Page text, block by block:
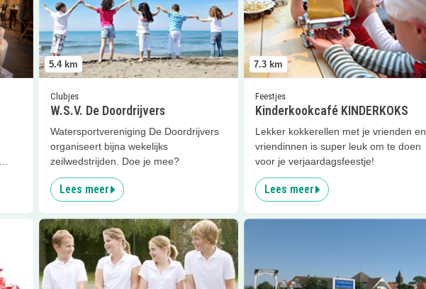
5.4 km
Clubjes
W.S.V. De Doordrijvers
Watersportvereniging De Doordrijvers
organiseert bijna wekelijks
zeilwedstrijden. Doe je mee?
Lees meer
7.3 km
Feestjes
Kinderkookcafé KINDERKOKS
Lekker kokkerellen met je vrienden en
vriendinnen is super leuk om te doen
voor je verjaardagsfeestje!
Lees meer
Lees meer Tennis bij DRC Lees meer